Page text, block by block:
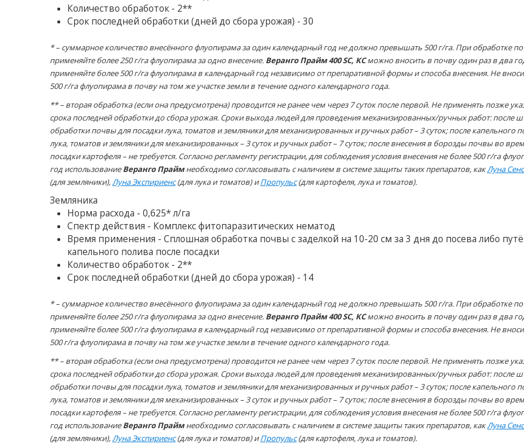
Количество обработок - 2**
Срок последней обработки (дней до сбора урожая) - 30
* – суммарное количество внесённого флуопирама за один календарный год не должно превышать 500 г/га. При обработке
применяйте более 250 г/га флуопирама за одно внесение. Веранго Прайм 400 SC, КСможно вносить в почву один раз в два
применяйте более 500 г/га флуопирама в календарный год независимо от препаративной формы и способа внесения. Не
500 г/га флуопирама в почву на том же участке земли в течение одного календарного года.
** – вторая обработка (если она предусмотрена) проводится не ранее чем через 7 суток после первой. Не применять позже
срока последней обработки до сбора урожая. Сроки выхода людей для проведения механизированных/ручных работ: после
обработки почвы для посадки лука, томатов и земляники для механизированных и ручных работ – 3 суток; после капельного
лука, томатов и земляники для механизированных – 3 суток и ручных работ – 7 суток; после внесения в борозды почвы во
посадки картофеля – не требуется. Согласно регламенту регистрации, для соблюдения условия внесения не более 500 г/га
год использованиеВеранго Праймнеобходимо согласовывать с наличием в системе защиты таких препаратов, какЛуна
(для земляники),Луна Экспириенс(для лука и томатов) иПропульс(для картофеля, лука и томатов).
Земляника
Норма расхода - 0,625* л/га
Спектр действия - Комплекс фитопаразитических нематод
Время применения - Сплошная обработка почвы с заделкой на 10-20 см за 3 дня до посева либо
капельного полива после посадки
Количество обработок - 2**
Срок последней обработки (дней до сбора урожая) - 14
* – суммарное количество внесённого флуопирама за один календарный год не должно превышать 500 г/га. При обработке
применяйте более 250 г/га флуопирама за одно внесение. Веранго Прайм 400 SC, КСможно вносить в почву один раз в два
применяйте более 500 г/га флуопирама в календарный год независимо от препаративной формы и способа внесения. Не
500 г/га флуопирама в почву на том же участке земли в течение одного календарного года.
** – вторая обработка (если она предусмотрена) проводится не ранее чем через 7 суток после первой. Не применять позже
срока последней обработки до сбора урожая. Сроки выхода людей для проведения механизированных/ручных работ: после
обработки почвы для посадки лука, томатов и земляники для механизированных и ручных работ – 3 суток; после капельного
лука, томатов и земляники для механизированных – 3 суток и ручных работ – 7 суток; после внесения в борозды почвы во
посадки картофеля – не требуется. Согласно регламенту регистрации, для соблюдения условия внесения не более 500 г/га
год использованиеВеранго Праймнеобходимо согласовывать с наличием в системе защиты таких препаратов, какЛуна
(для земляники),Луна Экспириенс(для лука и томатов) иПропульс(для картофеля, лука и томатов).